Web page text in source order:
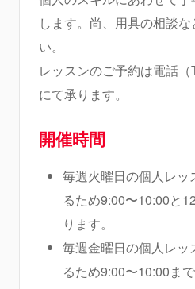
します。尚、用具の相談
い。
レッスンのご予約は電話（
にて承ります。
開催時間
毎週火曜日の個人レ
るため9:00〜10:00と
ります。
毎週金曜日の個人レ
るため9:00〜10:00ま